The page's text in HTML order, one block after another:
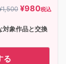
1,500 ¥980税込
対象作品と交換
る